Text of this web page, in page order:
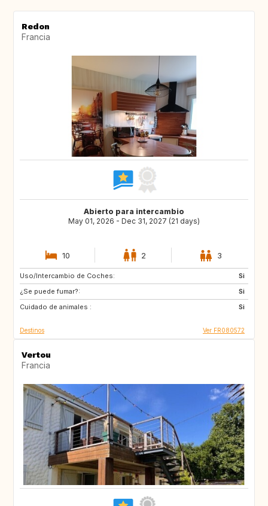
Redon
Francia
Abierto para intercambio
May 01, 2026 - Dec 31, 2027 (21 days)
10 2 3
Uso/Intercambio de Coches:
Si
¿Se puede fumar?:
Si
Cuidado de animales :
Si
ES
DK
SK
Destinos Ver FR080572
Vertou
Francia